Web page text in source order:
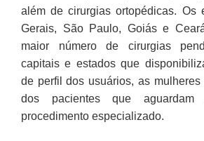
além de cirurgias ortopédicas. Os
Gerais, São Paulo, Goiás e
maior número de cirurgias
capitais e estados que
de perfil dos usuários, as mulheres
dos pacientes que
procedimento especializado.